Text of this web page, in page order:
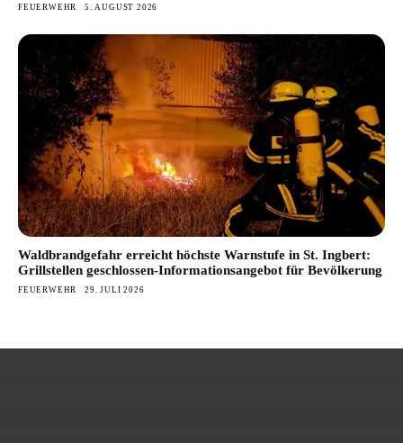
FEUERWEHR 5. AUGUST 2026
Waldbrandgefahr erreicht höchste Warnstufe in St. Ingbert:
Grillstellen geschlossen-Informationsangebot für Bevölkerung
FEUERWEHR 29. JULI 2026